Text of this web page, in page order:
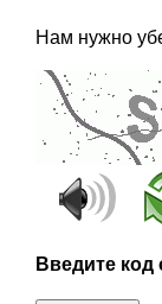
Нам нужно
Введите код